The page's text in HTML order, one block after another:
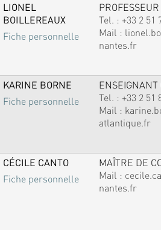
LIONEL
BOILLEREAUX
Fiche personnelle
PROFESSEUR
Tel. : +33 2 51
Mail :
nantes.fr
KARINE BORNE
Fiche personnelle
ENSEIGNANT
Tel. : +33 2 51
Mail :
atlantique.fr
CÉCILE CANTO
Fiche personnelle
MAÎTRE DE
Mail :
nantes.fr